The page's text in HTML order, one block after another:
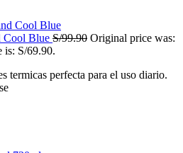
Cool Blue S/99.90 Original price was:
is: S/69.90.
termicas perfecta para el uso diario.